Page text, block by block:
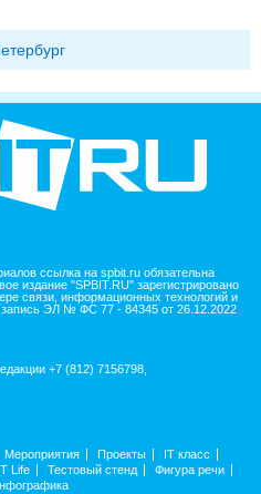
ссылка на spbit.ru обязательна
издание "SPBIT.RU" зарегистрировано
связи, информационных технологий и
ЭЛ № ФС 77 - 84345 от 26.12.2022
+7 (812) 7156798,
Мероприятия Проекты
IT класс
Life Тестовый стенд
Фигура речи